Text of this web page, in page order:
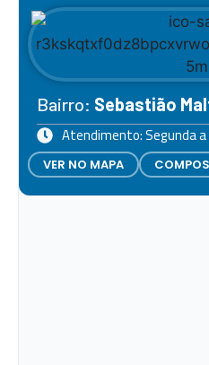
Bairro: Sebastião
Atendimento: Segunda
VER NO MAPA